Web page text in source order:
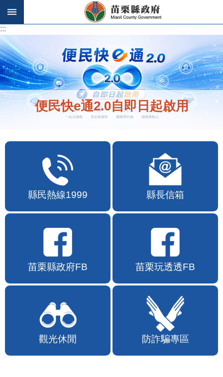
跳到主要內容區塊
:::
:::
便民快e通2.0自即日起啟用
縣民熱線1999 縣長信箱
苗栗縣政府FB 苗栗玩透透FB
觀光休閒 防詐騙專區